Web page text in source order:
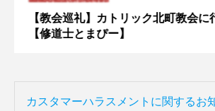
【教会巡礼】カトリック北町教会に
【修道士とまぴー】
カスタマーハラスメントに関するお